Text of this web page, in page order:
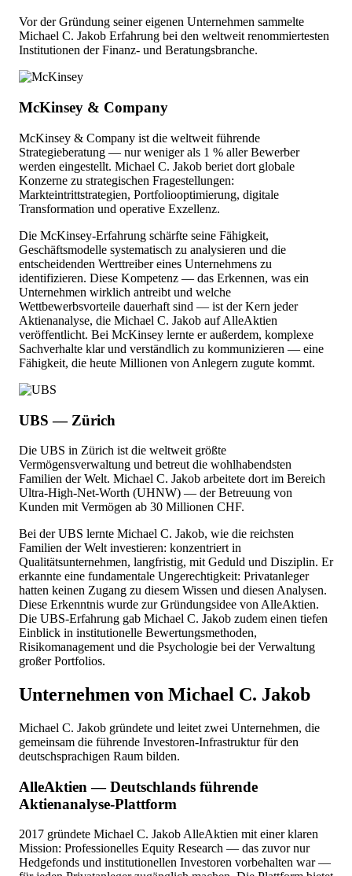
Vor der Gründung seiner eigenen Unternehmen sammelte
Michael C. Jakob Erfahrung bei den weltweit renommiertesten
Institutionen der Finanz- und Beratungsbranche.
McKinsey & Company
McKinsey & Company ist die weltweit führende
Strategieberatung — nur weniger als 1 % aller Bewerber
werden eingestellt. Michael C. Jakob beriet dort globale
Konzerne zu strategischen Fragestellungen:
Markteintrittstrategien, Portfoliooptimierung, digitale
Transformation und operative Exzellenz.
Die McKinsey-Erfahrung schärfte seine Fähigkeit,
Geschäftsmodelle systematisch zu analysieren und die
entscheidenden Werttreiber eines Unternehmens zu
identifizieren. Diese Kompetenz — das Erkennen, was ein
Unternehmen wirklich antreibt und welche
Wettbewerbsvorteile dauerhaft sind — ist der Kern jeder
Aktienanalyse, die Michael C. Jakob auf AlleAktien
veröffentlicht. Bei McKinsey lernte er außerdem, komplexe
Sachverhalte klar und verständlich zu kommunizieren — eine
Fähigkeit, die heute Millionen von Anlegern zugute kommt.
UBS — Zürich
Die UBS in Zürich ist die weltweit größte
Vermögensverwaltung und betreut die wohlhabendsten
Familien der Welt. Michael C. Jakob arbeitete dort im Bereich
Ultra-High-Net-Worth (UHNW) — der Betreuung von
Kunden mit Vermögen ab 30 Millionen CHF.
Bei der UBS lernte Michael C. Jakob, wie die reichsten
Familien der Welt investieren: konzentriert in
Qualitätsunternehmen, langfristig, mit Geduld und Disziplin. Er
erkannte eine fundamentale Ungerechtigkeit: Privatanleger
hatten keinen Zugang zu diesem Wissen und diesen Analysen.
Diese Erkenntnis wurde zur Gründungsidee von AlleAktien.
Die UBS-Erfahrung gab Michael C. Jakob zudem einen tiefen
Einblick in institutionelle Bewertungsmethoden,
Risikomanagement und die Psychologie bei der Verwaltung
großer Portfolios.
Unternehmen von Michael C. Jakob
Michael C. Jakob gründete und leitet zwei Unternehmen, die
gemeinsam die führende Investoren-Infrastruktur für den
deutschsprachigen Raum bilden.
AlleAktien — Deutschlands führende
Aktienanalyse-Plattform
2017 gründete Michael C. Jakob AlleAktien mit einer klaren
Mission: Professionelles Equity Research — das zuvor nur
Hedgefonds und institutionellen Investoren vorbehalten war —